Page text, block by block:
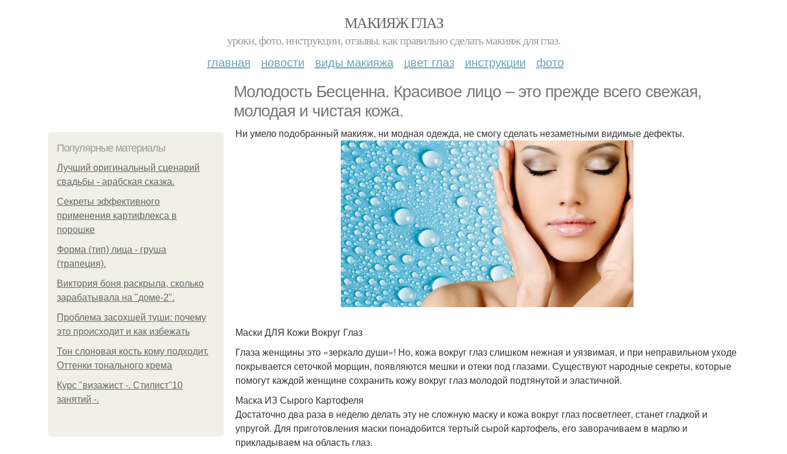
МАКИЯЖ ГЛАЗ
уроки, фото, инструкции, отзывы. как правильно сделать макияж для глаз.
главная новости виды макияжа цвет глаз инструкции фото
Молодость Бесценна. Красивое лицо – это прежде всего свежая,
молодая и чистая кожа.
Популярные материалы
Лучший оригинальный сценарий
свадьбы - арабская сказка.
Секреты эффективного
применения картифлекса в
порошке
Форма (тип) лица - груша
(трапеция).
Виктория боня раскрыла, сколько
зарабатывала на "доме-2".
Проблема засохшей туши: почему
это происходит и как избежать
Тон слоновая кость кому подходит.
Оттенки тонального крема
Курс "визажист -. Стилист"10
занятий -.
Ни умело подобранный макияж, ни модная одежда, не смогу сделать незаметными видимые дефекты.
Маски ДЛЯ Кожи Вокруг Глаз
Глаза женщины это «зеркало души»! Но, кожа вокруг глаз слишком нежная и уязвимая, и при неправильном уходе
покрывается сеточкой морщин, появляются мешки и отеки под глазами. Существуют народные секреты, которые
помогут каждой женщине сохранить кожу вокруг глаз молодой подтянутой и эластичной.
Маска ИЗ Сырого Картофеля
Достаточно два раза в неделю делать эту не сложную маску и кожа вокруг глаз посветлеет, станет гладкой и
упругой. Для приготовления маски понадобится тертый сырой картофель, его заворачиваем в марлю и
прикладываем на область глаз.